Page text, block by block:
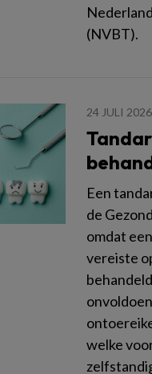
(NVBT).
24 JULI 2026
Een
de
omdat
vereiste
welke